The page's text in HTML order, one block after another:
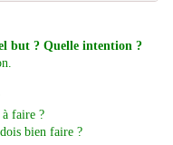
but ? Quelle intention ?
à faire ?
bien faire ?